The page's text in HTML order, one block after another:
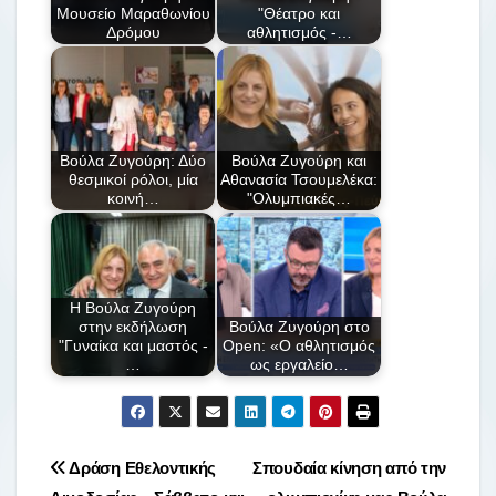
o
k
ίτ
ε
Μουσείο Μαραθωνίου
Δρόμου
"Θέατρο και
αθλητισμός -…
Βούλα Ζυγούρη: Δύο
θεσμικοί ρόλοι, μία
κοινή…
Βούλα Ζυγούρη και
Αθανασία Τσουμελέκα:
"Ολυμπιακές…
Η Βούλα Ζυγούρη
στην εκδήλωση
"Γυναίκα και μαστός -
…
Βούλα Ζυγούρη στο
Open: «Ο αθλητισμός
ως εργαλείο…
Πλοήγηση
Σπουδαία κίνηση από την
Δράση Εθελοντικής